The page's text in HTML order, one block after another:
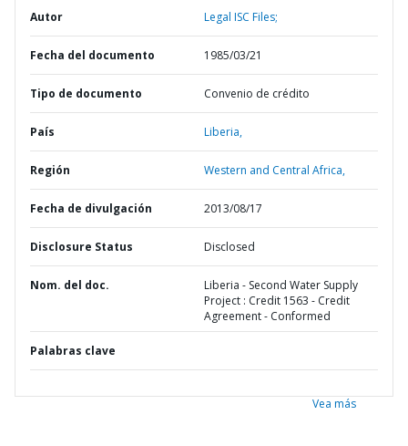
Autor Legal ISC Files;
Fecha del documento 1985/03/21
Tipo de documento Convenio de crédito
País Liberia,
Región Western and Central Africa,
Fecha de divulgación 2013/08/17
Disclosure Status Disclosed
Nom. del doc.
Liberia - Second Water Supply
Project : Credit 1563 - Credit
Agreement - Conformed
Palabras clave
Vea más